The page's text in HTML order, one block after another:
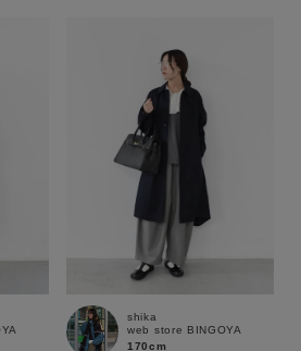
条件で絞り込む
shika
web store BINGOYA
170cm